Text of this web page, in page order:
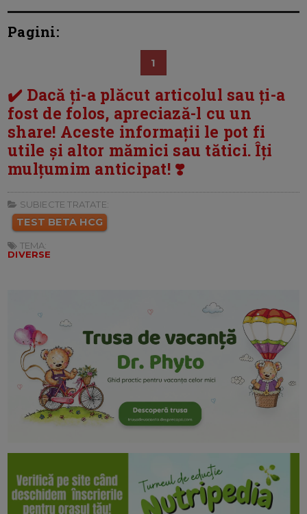
Pagini:
1
✔️ Dacă ți-a plăcut articolul sau ți-a
fost de folos, apreciază-l cu un
share! Aceste informații le pot fi
utile și altor mămici sau tătici. Îți
mulțumim anticipat! ❣️
SUBIECTE TRATATE:
TEST BETA HCG
TEMA:
DIVERSE